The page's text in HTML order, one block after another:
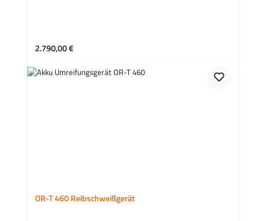
Regulärer Preis:
2.790,00 €
OR-T 460 Reibschweißgerät